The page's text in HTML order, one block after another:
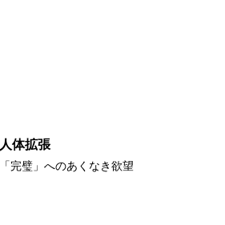
人体拡張
「完璧」へのあくなき欲望